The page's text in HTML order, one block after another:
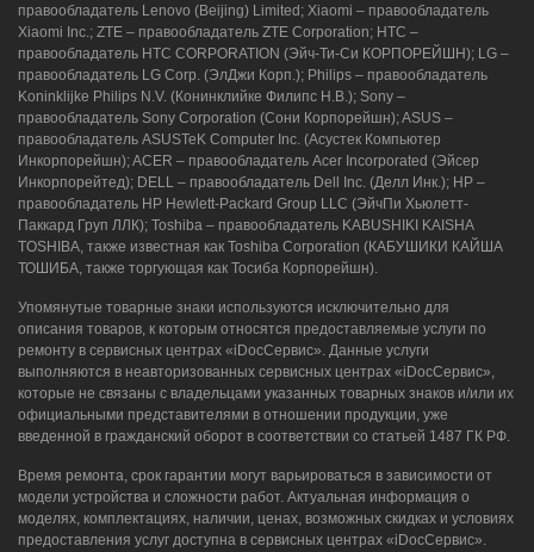
правообладатель Lenovo (Beijing) Limited; Xiaomi – правообладатель
Xiaomi Inc.; ZTE – правообладатель ZTE Corporation; HTC –
правообладатель HTC CORPORATION (Эйч-Ти-Си КОРПОРЕЙШН); LG –
правообладатель LG Corp. (ЭлДжи Корп.); Philips – правообладатель
Koninklijke Philips N.V. (Конинклийке Филипс Н.В.); Sony –
правообладатель Sony Corporation (Сони Корпорейшн); ASUS –
правообладатель ASUSTeK Computer Inc. (Асустек Компьютер
Инкорпорейшн); ACER – правообладатель Acer Incorporated (Эйсер
Инкорпорейтед); DELL – правообладатель Dell Inc. (Делл Инк.); HP –
правообладатель HP Hewlett-Packard Group LLC (ЭйчПи Хьюлетт-
Паккард Груп ЛЛК); Toshiba – правообладатель KABUSHIKI KAISHA
TOSHIBA, также известная как Toshiba Corporation (КАБУШИКИ КАЙША
ТОШИБА, также торгующая как Тосиба Корпорейшн).
Упомянутые товарные знаки используются исключительно для
описания товаров, к которым относятся предоставляемые услуги по
ремонту в сервисных центрах «iDocСервис». Данные услуги
выполняются в неавторизованных сервисных центрах «iDocСервис»,
которые не связаны с владельцами указанных товарных знаков и/или их
официальными представителями в отношении продукции, уже
введенной в гражданский оборот в соответствии со статьей 1487 ГК РФ.
Время ремонта, срок гарантии могут варьироваться в зависимости от
модели устройства и сложности работ. Актуальная информация о
моделях, комплектациях, наличии, ценах, возможных скидках и условиях
предоставления услуг доступна в сервисных центрах «iDocСервис».